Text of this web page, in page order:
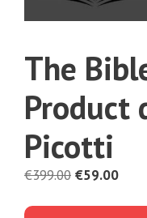
The
Product
Picotti
€399.00 Il
€59.00Il